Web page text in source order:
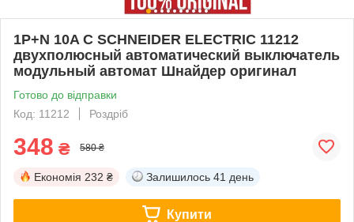
1P+N 10A C SCHNEIDER ELECTRIC 11212
двухполюсный автоматический выключатель
модульный автомат Шнайдер оригинал
Готово до відправки
Код: 11212
Роздріб
348 ₴ 580 ₴
Економія 232 ₴ Залишилось 41 день
Купити